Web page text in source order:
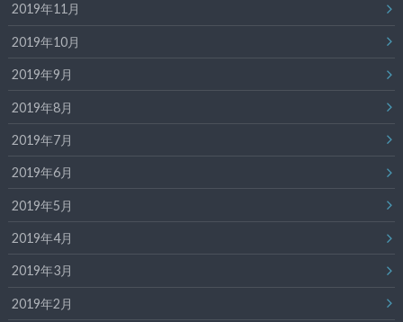
2019年11月
2019年10月
2019年9月
2019年8月
2019年7月
2019年6月
2019年5月
2019年4月
2019年3月
2019年2月